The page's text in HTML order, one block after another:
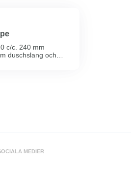
c/c. 240 mm
duschslang och
MEDIER